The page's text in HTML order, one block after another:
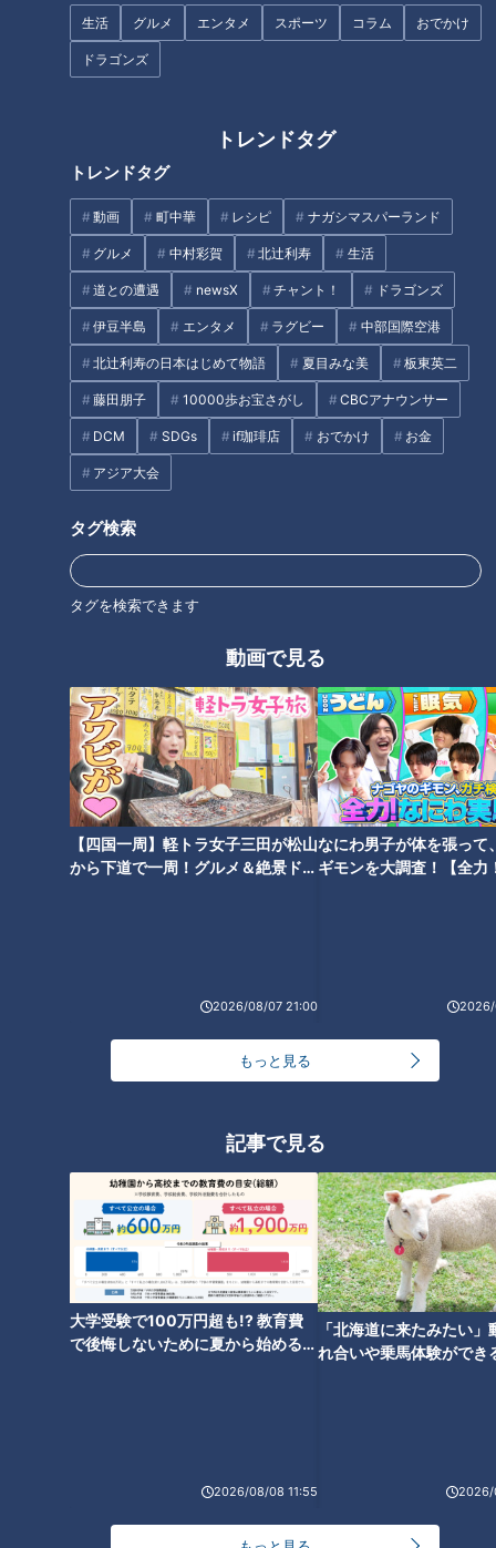
生活 グルメ エンタメ スポーツ コラム おでかけ
ドラゴンズ
トレンドタグ
トレンドタグ
動画 町中華 レシピ ナガシマスパーランド
グルメ 中村彩賀 北辻利寿 生活
道との遭遇 newsX チャント！ ドラゴンズ
伊豆半島 エンタメ ラグビー 中部国際空港
北辻利寿の日本はじめて物語 夏目みな美 板東英二
藤田朋子 10000歩お宝さがし CBCアナウンサー
DCM SDGs if珈琲店 おでかけ お金
アジア大会
タグ検索
タグを検索できます
動画で見る
【四国一周】軽トラ女子三田が松山
から下道で一周！グルメ＆絶景ドラ
2026/08/07 21:00
なにわ男子が体を張って
ギモンを大調査！【全力
2026/
もっと見る
記事で見る
大学受験で100万円超も!? 教育費
で後悔しないために夏から始めるお
2026/08/08 11:55
「北海道に来たみたい」
れ合いや乗馬体験ができ
2026/
単独首位にもなった４月は「３年目の覚醒か？」と注目を集め
た時期だった。立浪監督自身も手応えを感じていたようで「今
年は違うと言っただろう」と明るく語っていた。しかし、それ
投手陣こそ踏ん張っていたものの、打線は“あと１本が出な
い”相変わらずの拙攻から抜け出せずに、次第に負けを重ねる
ようになった。連勝しても、その同じ数だけ、いやそれ以上の
連敗があった。ここまで１２０試合を戦って、５０勝６２敗８
分の借金１２でリーグ５位。立浪監督３年目もチーム成績は低
迷している。（成績は９月２日現在）
目先の勝利？将来への布石？
苦戦の分析はシーズン終了後にするとして、これからの残り２
３試合をどう戦っていくか。ここにこそ現在と将来の両方をに
求めるのか、来季以降に目を向けて若い戦力を試しながらどん
どん機会を与えるか。
コロナウイルスの感染拡大で、クライマックスシリーズ（Ｃ
Ｓ）が中止になったのにもかかわらず、Ａクラス入りをめざし
た。翌年に向けて若い選手を積極的に起用して経験を積ませた
チームもある中、既存戦力中心で残り試合に臨んだ。結果は３
位、歴史上の記録的にそれも価値のあることだったが、若手へ
の切り替えは足踏みした。今季の立浪監督はどう戦うのだろう
「サンデードラゴンズ」より中田翔選手(C)CBCテレビ
２年連続最下位からの監督３年目を前に、立浪監督自らがオフ
にさらなる選手補強に動いた。４番を期待した中田翔を筆頭
に、この他にも代打の切り札としての中島裕之、他球団を戦力
の若手選手の出場機会は相対的に減った。せっかく１軍に呼ば
れながらも、打席を与えられることもなく２軍に戻った若手も